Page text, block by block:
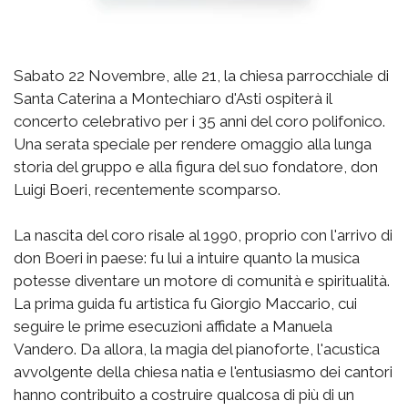
Sabato 22 Novembre, alle 21, la chiesa parrocchiale di
Santa Caterina a Montechiaro d'Asti ospiterà il
concerto celebrativo per i 35 anni del coro polifonico.
Una serata speciale per rendere omaggio alla lunga
storia del gruppo e alla figura del suo fondatore, don
Luigi Boeri, recentemente scomparso.
La nascita del coro risale al 1990, proprio con l'arrivo di
don Boeri in paese: fu lui a intuire quanto la musica
potesse diventare un motore di comunità e spiritualità.
La prima guida fu artistica fu Giorgio Maccario, cui
seguire le prime esecuzioni affidate a Manuela
Vandero. Da allora, la magia del pianoforte, l'acustica
avvolgente della chiesa natia e l'entusiasmo dei cantori
hanno contribuito a costruire qualcosa di più di un